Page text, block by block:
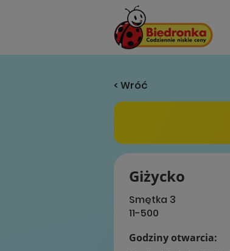
< Wróć
Giżycko
Smętka 3
11-500
Godziny otwarcia: